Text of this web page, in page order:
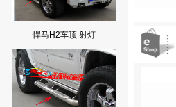
悍马H2车顶 射灯